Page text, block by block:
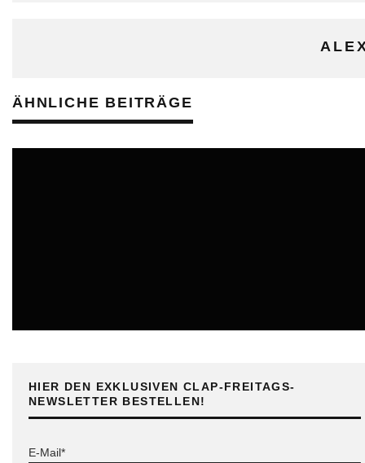
ÄHNLICHE BEITRÄGE
HIER DEN EXKLUSIVEN CLAP-FREITAGS-
NEWSLETTER BESTELLEN!
E-Mail*